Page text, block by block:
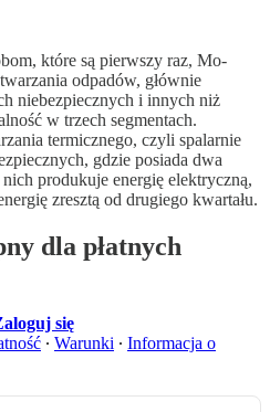
które są pierwszy raz, Mo-
odpadów, głównie
niebezpiecznych i innych niż
w trzech segmentach.
termicznego, czyli spalarnie
gdzie posiada dwa
produkuje energię elektryczną,
zresztą od drugiego kwartału.
dla płatnych
się
∙ Warunki ∙ Informacja o